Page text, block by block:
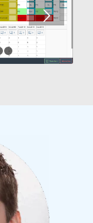
4 5 6 7 8 9 1011